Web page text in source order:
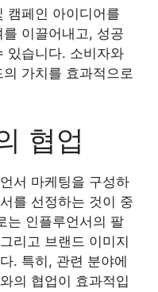
캠페인 아이디어를
이끌어내고, 성공
있습니다. 소비자와
가치를 효과적으로
협업
서 마케팅을 구성하
를 선정하는 것이 중
는 인플루언서의 팔
리고 브랜드 이미지
. 특히, 관련 분야에
의 협업이 효과적입